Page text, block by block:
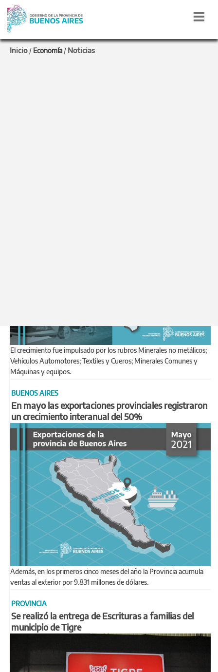
Inicio / Economía / Noticias
El crecimiento fue impulsado por los rubros Minerales no metálicos;
Vehículos Automotores; Textiles y Cueros; Minerales Comunes y
Máquinas y equipos.
BUENOS AIRES
En mayo las exportaciones provinciales registraron
un crecimiento interanual del 50%
Además, en los primeros cinco meses del año la Provincia acumula
ventas al exterior por 9.831 millones de dólares.
PROVINCIA
Se realizó la entrega de Escrituras a familias del
municipio de Tigre